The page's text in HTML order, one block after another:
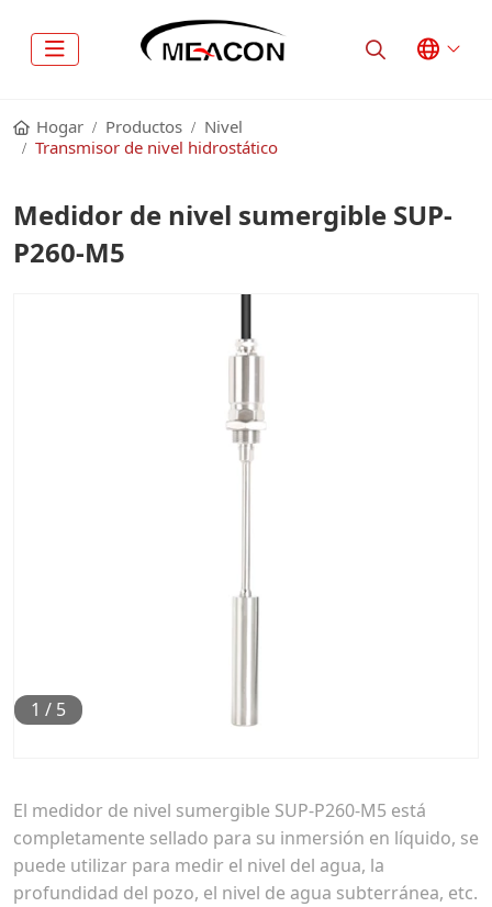
Hogar Productos
Nivel
Transmisor de nivel hidrostático
Medidor de nivel sumergible SUP-
P260-M5
El medidor de nivel sumergible SUP-P260-M5 está
completamente sellado para su inmersión en líquido, se
puede utilizar para medir el nivel del agua, la
profundidad del pozo, el nivel de agua subterránea, etc.
1 / 5